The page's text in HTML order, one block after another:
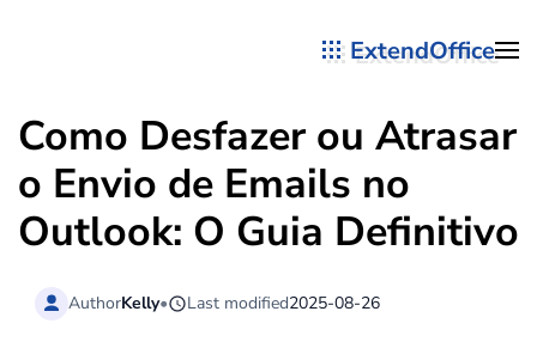
ExtendOffice
Como Desfazer ou Atrasar
o Envio de Emails no
Outlook: O Guia Definitivo
AuthorKelly• Last modified2025-08-26